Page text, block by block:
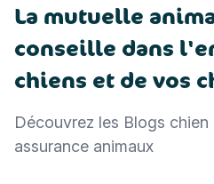
La mutuelle
conseille dans
chiens et de vos
Découvrez les Blogs
assurance animaux